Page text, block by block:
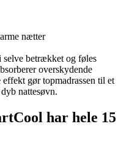
nætter
selve betrækket og føles
overskydende
gør topmadrassen til et
nattesøvn.
har hele 15